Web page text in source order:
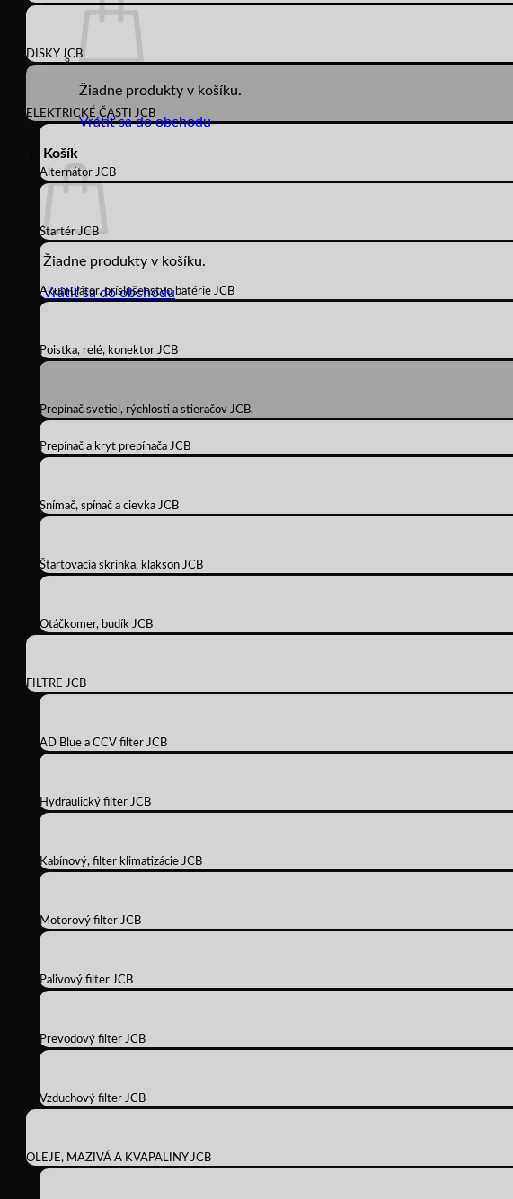
Žiadne produkty v košíku.
Vrátiť sa do obchodu
Košík
Žiadne produkty v košíku.
Vrátiť sa do obchodu
DISKY JCB
ELEKTRICKÉ ČASTI JCB
Alternátor JCB
Štartér JCB
Akumulátor, príslušenstvo batérie JCB
Poistka, relé, konektor JCB
Prepínač svetiel, rýchlosti a stieračov JCB.
Prepínač a kryt prepínača JCB
Snímač, spínač a cievka JCB
Štartovacia skrinka, klakson JCB
Otáčkomer, budík JCB
FILTRE JCB
AD Blue a CCV filter JCB
Hydraulický filter JCB
Kabínový, filter klimatizácie JCB
Motorový filter JCB
Palivový filter JCB
Prevodový filter JCB
Vzduchový filter JCB
OLEJE, MAZIVÁ A KVAPALINY JCB